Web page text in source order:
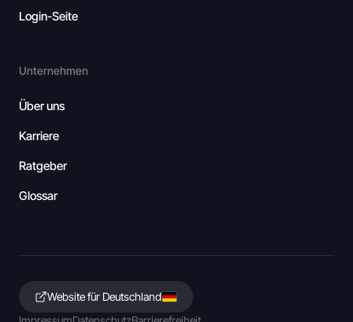
Login-Seite
Unternehmen
Über uns
Karriere
Ratgeber
Glossar
Website für Deutschland